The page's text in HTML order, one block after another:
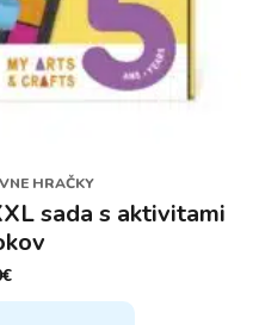
HRAČKY
sada s aktivitami
€